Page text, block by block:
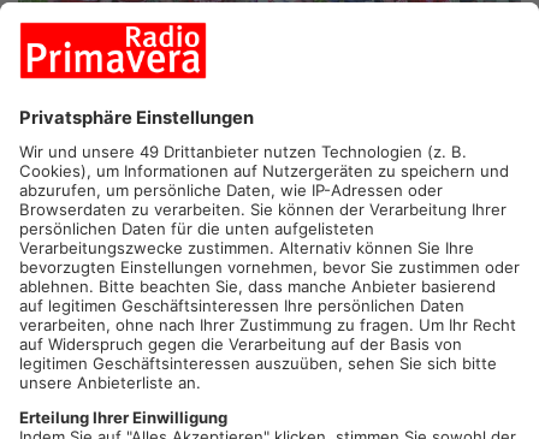
FELDKAHL (jm). In diesem Jahr findet zum 21. Mal das große
Fußball-Turnier um den Energie Cup statt, das vor 23 Jahren
von Alex Schalkhas aus Hösbach initiiert wurde. Der damalige
Geschäftsführer des Elektrizitätswerks Goldbach-Hösbach
wollte mit einem großen Sportereignis die Einwohner von
Goldbach und Hösbach gesellig verbinden. Zusammen mit
dem Werbemanager Herbert Pankerl entwickelte er ein
Fußballturnier, das noch immer spannend und attraktiv, die
Zuschauer und Teilnehmer begeistert. Die Eintrittspreise sind
mit 3 Euro pro Tag oder 15 Euro für die gesamten sieben Tage,
bewusst günstig gehalten.